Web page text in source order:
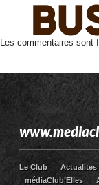
Les commentaires sont
Le Club Actualites
médiaClub’Elles